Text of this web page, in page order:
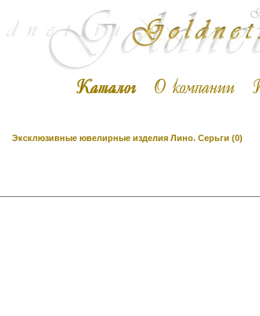
Эксклюзивные ювелирные изделия Лино. Серьги (0)